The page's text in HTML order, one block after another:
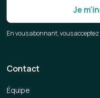
En vous abonnant, vous
Contact
Équipe